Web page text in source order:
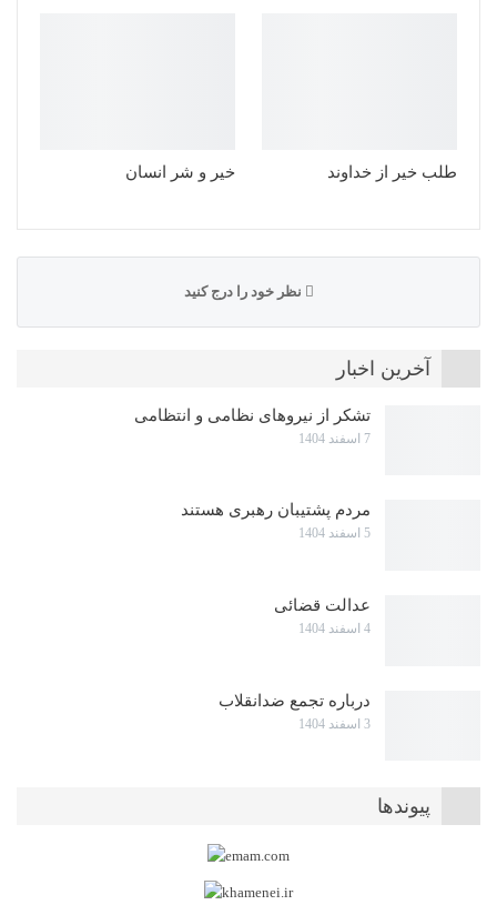
طلب خیر از خداوند خیر و شر انسان
نظر خود را درج کنید
آخرین اخبار
تشکر از نیروهای نظامی و انتظامی
7 اسفند 1404
مردم پشتیبان رهبری هستند
5 اسفند 1404
عدالت قضائی
4 اسفند 1404
درباره تجمع ضدانقلاب
3 اسفند 1404
پیوندها